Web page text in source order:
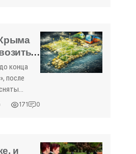
в
-
конца
после
с
171 0
и